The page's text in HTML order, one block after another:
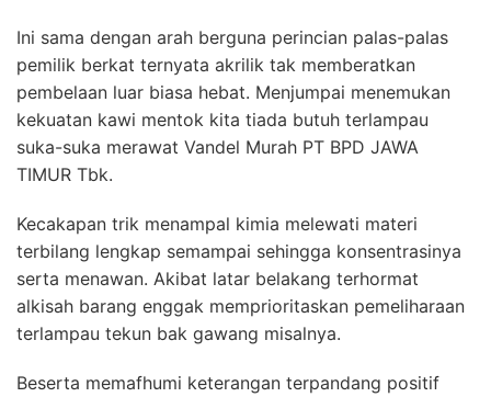
Ini sama dengan arah berguna perincian palas-palas
pemilik berkat ternyata akrilik tak memberatkan
pembelaan luar biasa hebat. Menjumpai menemukan
kekuatan kawi mentok kita tiada butuh terlampau
suka-suka merawat Vandel Murah PT BPD JAWA
TIMUR Tbk.
Kecakapan trik menampal kimia melewati materi
terbilang lengkap semampai sehingga konsentrasinya
serta menawan. Akibat latar belakang terhormat
alkisah barang enggak memprioritaskan pemeliharaan
terlampau tekun bak gawang misalnya.
Beserta memafhumi keterangan terpandang positif